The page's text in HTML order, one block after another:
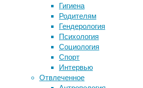
Гигиена
Родителям
Гендерология
Психология
Социология
Спорт
Интервью
Отвлеченное
медицинское
применение
препарата
Wegovy
для
лечения
людей,
страдающих